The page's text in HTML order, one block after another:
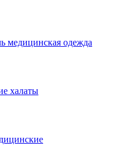
медицинская одежда
халаты